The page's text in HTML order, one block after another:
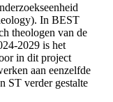
In BEST
theologen van de
2029 is het
in dit project
aan eenzelfde
ST verder gestalte